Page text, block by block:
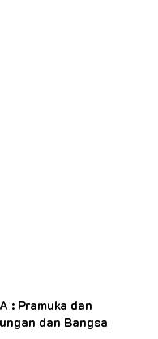
: Pramuka dan
dan Bangsa